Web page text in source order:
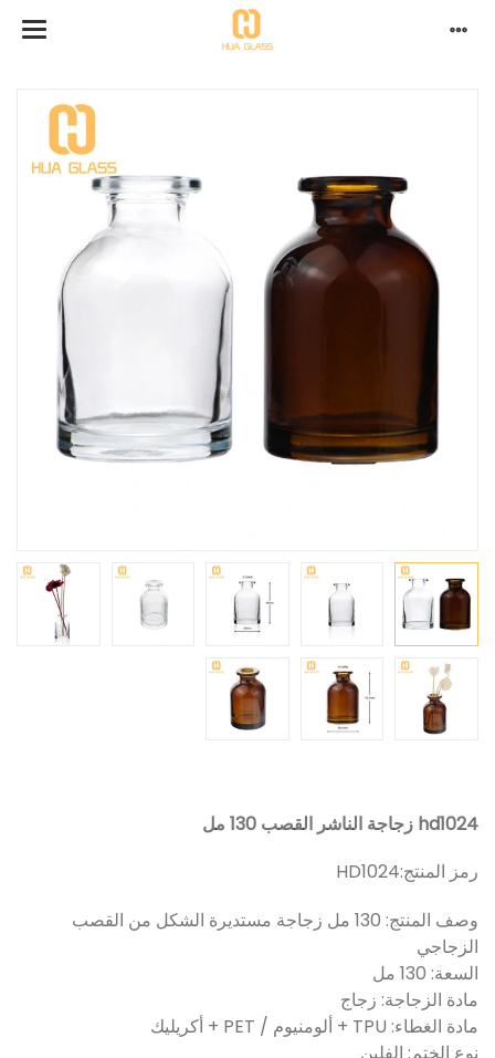
hd1024 زجاجة الناشر القصب 130 مل
رمز المنتج:HD1024
وصف المنتج: 130 مل زجاجة مستديرة الشكل من القصب
الزجاجي
السعة: 130 مل
مادة الزجاجة: زجاج
مادة الغطاء: TPU + ألومنيوم / PET + أكريليك